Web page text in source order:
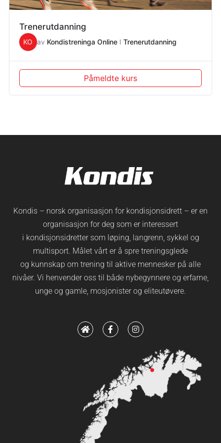
Trenerutdanning
KO av Kondistreninga OnlineI Trenerutdanning
Påmeldte kurs
Kondis – norsk organisasjon for kondisjonsidrett – er en
organisasjon for deg som er interessert
i kondisjonsidretter som løping, langrenn, sykkel og
multisport. Målet vårt er å spre treningsglede
og kunnskap om trening til aktive mennesker på alle
nivåer. Vi henvender oss til både nybegynnere og erfarne,
unge og gamle, mosjonister og eliteutøvere.
H
o
m
F
a
c
k
-
f
I
n
s
g
r
m